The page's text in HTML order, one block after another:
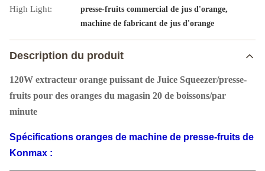
High Light:
presse-fruits commercial de jus d'orange,
machine de fabricant de jus d'orange
Description du produit
120W extracteur orange puissant de Juice Squeezer/presse-
fruits pour des oranges du magasin 20 de boissons/par
minute
Spécifications oranges de machine de presse-fruits de
Konmax :